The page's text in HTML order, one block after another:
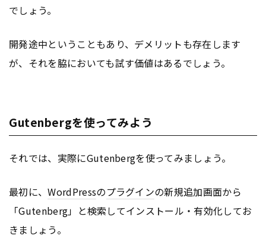
でしょう。
開発途中ということもあり、デメリットも存在します
が、それを脇においても試す価値はあるでしょう。
Gutenbergを使ってみよう
それでは、実際にGutenbergを使ってみましょう。
最初に、WordPressのプラグインの新規追加画面から
「Gutenberg」と検索してインストール・有効化してお
きましょう。